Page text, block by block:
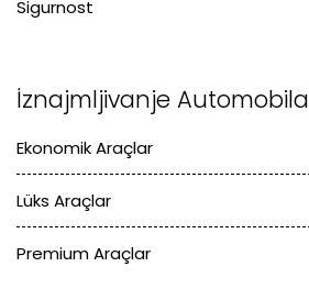
Sigurnost
İznajmljivanje Automobila
Ekonomik Araçlar
Lüks Araçlar
Premium Araçlar